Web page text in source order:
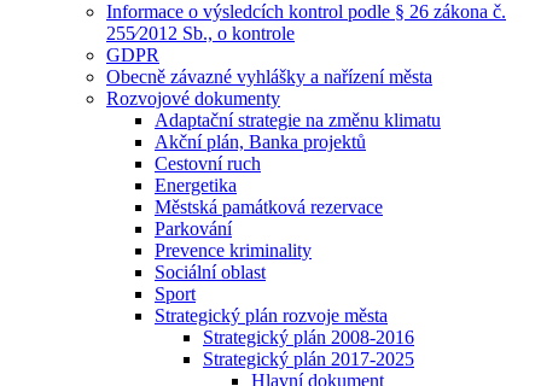
Informace o výsledcích kontrol podle § 26 zákona č.
255⁄2012 Sb., o kontrole
GDPR
Obecně závazné vyhlášky a nařízení města
Rozvojové dokumenty
Adaptační strategie na změnu klimatu
Akční plán, Banka projektů
Cestovní ruch
Energetika
Městská památková rezervace
Parkování
Prevence kriminality
Sociální oblast
Sport
Strategický plán rozvoje města
Strategický plán 2008-2016
Strategický plán 2017-2025
Hlavní dokument